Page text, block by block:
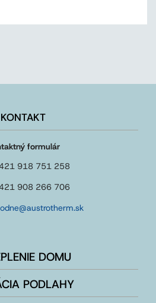
KONTAKT
formulár
918 751 258
908 266 706
DOMU
PODLAHY